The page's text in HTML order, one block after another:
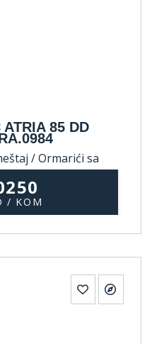
85 DD
/ Ormarići sa
/ KOM